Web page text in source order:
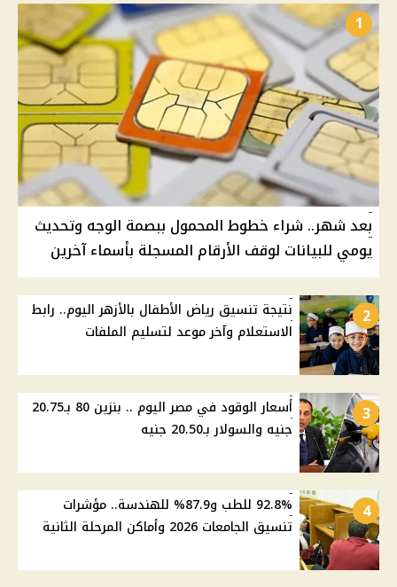
1
بعد شهر.. شراء خطوط المحمول ببصمة الوجه وتحديث
يومي للبيانات لوقف الأرقام المسجلة بأسماء آخرين
2
نتيجة تنسيق رياض الأطفال بالأزهر اليوم.. رابط
الاستعلام وآخر موعد لتسليم الملفات
3
أسعار الوقود في مصر اليوم .. بنزين 80 بـ20.75
جنيه والسولار بـ20.50 جنيه
4
92.8% للطب و87.9% للهندسة.. مؤشرات
تنسيق الجامعات 2026 وأماكن المرحلة الثانية